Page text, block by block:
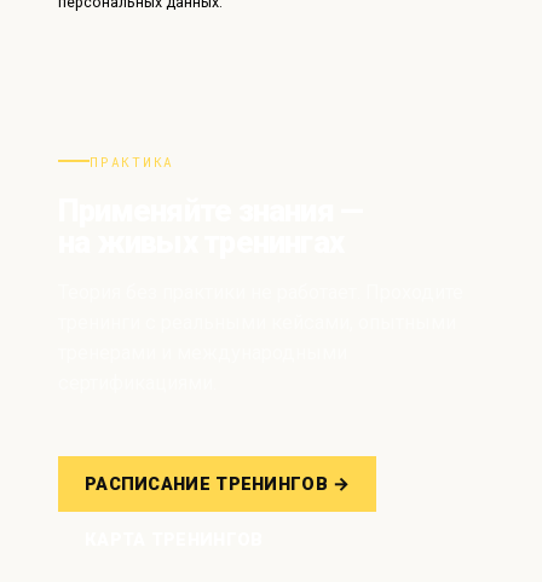
ПРАКТИКА
РАСПИСАНИЕ ТРЕНИНГОВ →